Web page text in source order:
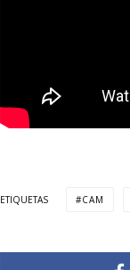
ETIQUETAS CAM